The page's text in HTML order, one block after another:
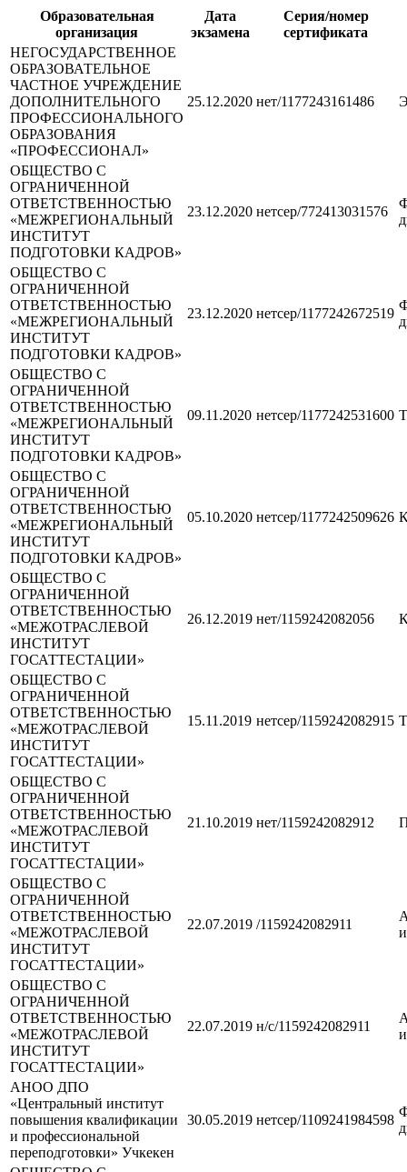
Образовательная
организация
Дата
экзамена
Серия/номер
сертификата
НЕГОСУДАРСТВЕННОЕ
ОБРАЗОВАТЕЛЬНОЕ
ЧАСТНОЕ УЧРЕЖДЕНИЕ
ДОПОЛНИТЕЛЬНОГО
ПРОФЕССИОНАЛЬНОГО
ОБРАЗОВАНИЯ
«ПРОФЕССИОНАЛ»
25.12.2020 нет/1177243161486
ОБЩЕСТВО С
ОГРАНИЧЕННОЙ
ОТВЕТСТВЕННОСТЬЮ
«МЕЖРЕГИОНАЛЬНЫЙ
ИНСТИТУТ
ПОДГОТОВКИ КАДРОВ»
23.12.2020 нетсер/772413031576
ОБЩЕСТВО С
ОГРАНИЧЕННОЙ
ОТВЕТСТВЕННОСТЬЮ
«МЕЖРЕГИОНАЛЬНЫЙ
ИНСТИТУТ
ПОДГОТОВКИ КАДРОВ»
23.12.2020 нетсер/1177242672519
ОБЩЕСТВО С
ОГРАНИЧЕННОЙ
ОТВЕТСТВЕННОСТЬЮ
«МЕЖРЕГИОНАЛЬНЫЙ
ИНСТИТУТ
ПОДГОТОВКИ КАДРОВ»
09.11.2020 нетсер/1177242531600
ОБЩЕСТВО С
ОГРАНИЧЕННОЙ
ОТВЕТСТВЕННОСТЬЮ
«МЕЖРЕГИОНАЛЬНЫЙ
ИНСТИТУТ
ПОДГОТОВКИ КАДРОВ»
05.10.2020 нетсер/1177242509626
ОБЩЕСТВО С
ОГРАНИЧЕННОЙ
ОТВЕТСТВЕННОСТЬЮ
«МЕЖОТРАСЛЕВОЙ
ИНСТИТУТ
ГОСАТТЕСТАЦИИ»
26.12.2019 нет/1159242082056
ОБЩЕСТВО С
ОГРАНИЧЕННОЙ
ОТВЕТСТВЕННОСТЬЮ
«МЕЖОТРАСЛЕВОЙ
ИНСТИТУТ
ГОСАТТЕСТАЦИИ»
15.11.2019 нетсер/1159242082915
ОБЩЕСТВО С
ОГРАНИЧЕННОЙ
ОТВЕТСТВЕННОСТЬЮ
«МЕЖОТРАСЛЕВОЙ
ИНСТИТУТ
ГОСАТТЕСТАЦИИ»
21.10.2019 нет/1159242082912
ОБЩЕСТВО С
ОГРАНИЧЕННОЙ
ОТВЕТСТВЕННОСТЬЮ
«МЕЖОТРАСЛЕВОЙ
ИНСТИТУТ
ГОСАТТЕСТАЦИИ»
22.07.2019 /1159242082911
ОБЩЕСТВО С
ОГРАНИЧЕННОЙ
ОТВЕТСТВЕННОСТЬЮ
«МЕЖОТРАСЛЕВОЙ
ИНСТИТУТ
ГОСАТТЕСТАЦИИ»
22.07.2019 н/с/1159242082911
АНОО ДПО
«Центральный институт
повышения квалификации
и профессиональной
переподготовки» Учкекен
30.05.2019 нетсер/1109241984598